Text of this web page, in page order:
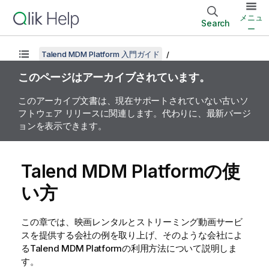
Search
メニュ
ー
Talend MDM Platform 入門ガイド
このページはアーカイブされています。
このアーカイブ文書は、現在サポートされていない古いソ
フトウェア リリースに関連します。代わりに、最新バージ
ョンを表示できます。
Talend MDM Platformの使
い方
この章では、映画レンタルとストリーミング動画サービ
スを提供する会社の例を取り上げ、そのような会社によ
るTalend MDM Platformの利用方法について説明しま
す。